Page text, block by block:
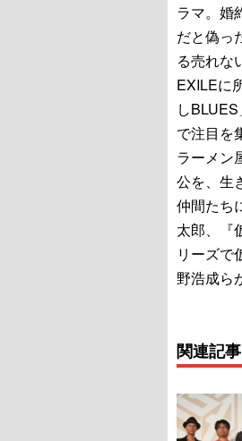
ラマ。婚
だと偽っ
る売れな
EXILEに
し
で注目を
ラーメン
公を、生
仲間たち
太郎、『
リーズで
野浩成ら
関連記事